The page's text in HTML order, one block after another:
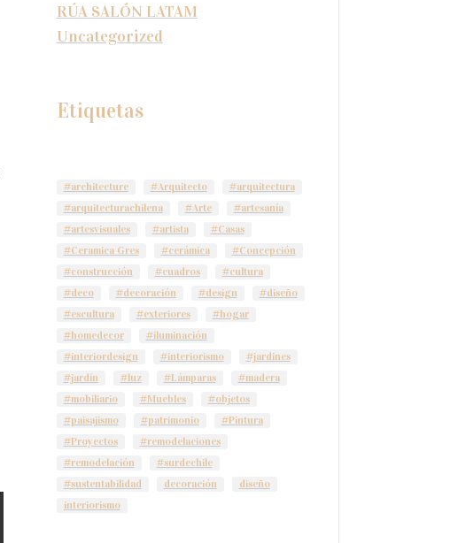
RÚA SALÓN LATAM
Uncategorized
Etiquetas
#architecture #Arquitecto
#arquitectura
#arquitecturachilena
#Arte
#artesanía
#artesvisuales
#artista
#Casas
#Ceramica Gres
#cerámica
#Concepción
#construcción
#cuadros
#cultura
#deco
#decoración #design
#diseño
#escultura
#exteriores
#hogar
#homedecor
#iluminación
#interiordesign
#interiorismo
#jardines
#jardín
#luz #Lámparas
#madera
#mobiliario
#Muebles
#objetos
#paisajismo
#patrimonio
#Pintura
#Proyectos
#remodelaciones
#remodelación
#surdechile
#sustentabilidad
decoración
diseño
interiorismo